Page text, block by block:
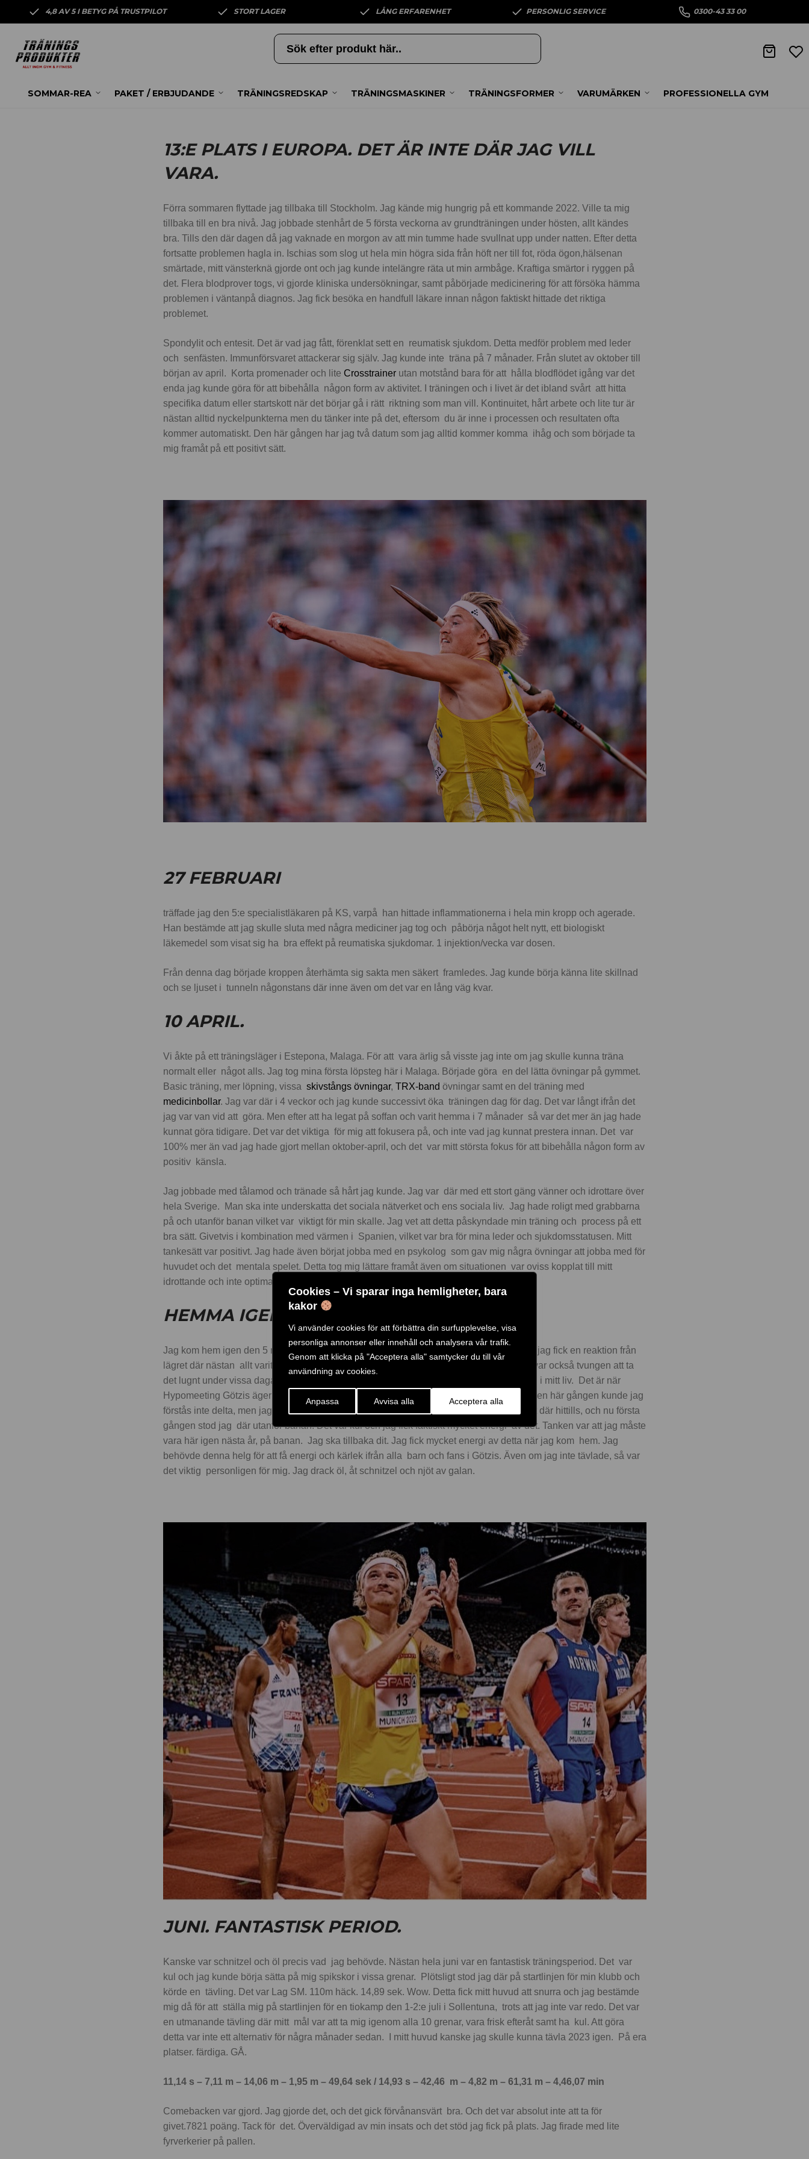
Cookies – Vi sparar inga hemligheter, bara
kakor
Vi använder cookies för att förbättra din surfupplevelse, visa
personliga annonser eller innehåll och analysera vår trafik.
Genom att klicka på "Acceptera alla" samtycker du till vår
användning av cookies.
Anpassa Avvisa alla Acceptera alla
4,8 AV 5 I BETYG PÅ TRUSTPILOT STORT LAGER LÅNG ERFARENHET PERSONLIG SERVICE 0300-43 33 00
SOMMAR-REA PAKET / ERBJUDANDE TRÄNINGSREDSKAP TRÄNINGSMASKINER TRÄNINGSFORMER VARUMÄRKEN PROFESSIONELLA GYM
13:E PLATS I EUROPA. DET ÄR INTE DÄR JAG VILL
VARA.
Förra sommaren flyttade jag tillbaka till Stockholm. Jag kände mig hungrig på ett kommande 2022. Ville ta mig
tillbaka till en bra nivå. Jag jobbade stenhårt de 5 första veckorna av grundträningen under hösten, allt kändes
bra. Tills den där dagen då jag vaknade en morgon av att min tumme hade svullnat upp under natten. Efter detta
fortsatte problemen hagla in. Ischias som slog ut hela min högra sida från höft ner till fot, röda ögon,hälsenan
smärtade, mitt vänsterknä gjorde ont och jag kunde intelängre räta ut min armbåge. Kraftiga smärtor i ryggen på
det. Flera blodprover togs, vi gjorde kliniska undersökningar, samt påbörjade medicinering för att försöka hämma
problemen i väntanpå diagnos. Jag fick besöka en handfull läkare innan någon faktiskt hittade det riktiga
problemet.
Spondylit och entesit. Det är vad jag fått, förenklat sett en reumatisk sjukdom. Detta medför problem med leder
och senfästen. Immunförsvaret attackerar sig själv. Jag kunde inte träna på 7 månader. Från slutet av oktober till
början av april. Korta promenader och lite Crosstrainerutan motstånd bara för att hålla blodflödet igång var det
enda jag kunde göra för att bibehålla någon form av aktivitet. I träningen och i livet är det ibland svårt att hitta
specifika datum eller startskott när det börjar gå i rätt riktning som man vill. Kontinuitet, hårt arbete och lite tur är
nästan alltid nyckelpunkterna men du tänker inte på det, eftersom du är inne i processen och resultaten ofta
kommer automatiskt. Den här gången har jag två datum som jag alltid kommer komma ihåg och som började ta
mig framåt på ett positivt sätt.
27 FEBRUARI
träffade jag den 5:e specialistläkaren på KS, varpå han hittade inflammationerna i hela min kropp och agerade.
Han bestämde att jag skulle sluta med några mediciner jag tog och påbörja något helt nytt, ett biologiskt
läkemedel som visat sig ha bra effekt på reumatiska sjukdomar. 1 injektion/vecka var dosen.
Från denna dag började kroppen återhämta sig sakta men säkert framledes. Jag kunde börja känna lite skillnad
och se ljuset i tunneln någonstans där inne även om det var en lång väg kvar.
10 APRIL.
Vi åkte på ett träningsläger i Estepona, Malaga. För att vara ärlig så visste jag inte om jag skulle kunna träna
normalt eller något alls. Jag tog mina första löpsteg här i Malaga. Började göra en del lätta övningar på gymmet.
Basic träning, mer löpning, vissa skivstångs övningar, TRX-band övningar samt en del träning med
medicinbollar. Jag var där i 4 veckor och jag kunde successivt öka träningen dag för dag. Det var långt ifrån det
jag var van vid att göra. Men efter att ha legat på soffan och varit hemma i 7 månader så var det mer än jag hade
kunnat göra tidigare. Det var det viktiga för mig att fokusera på, och inte vad jag kunnat prestera innan. Det var
100% mer än vad jag hade gjort mellan oktober-april, och det var mitt största fokus för att bibehålla någon form av
positiv känsla.
Jag jobbade med tålamod och tränade så hårt jag kunde. Jag var där med ett stort gäng vänner och idrottare över
hela Sverige. Man ska inte underskatta det sociala nätverket och ens sociala liv. Jag hade roligt med grabbarna
på och utanför banan vilket var viktigt för min skalle. Jag vet att detta påskyndade min träning och process på ett
bra sätt. Givetvis i kombination med värmen i Spanien, vilket var bra för mina leder och sjukdomsstatusen. Mitt
tankesätt var positivt. Jag hade även börjat jobba med en psykolog som gav mig några övningar att jobba med för
huvudet och det mentala spelet. Detta tog mig lättare framåt även om situationen var oviss kopplat till mitt
idrottande och inte optimal förstås.
HEMMA IGEN
Jag kom hem igen den 5 maj och under maj månad fick jag slita en del igen. Jag tror att jag fick en reaktion från
lägret där nästan allt varit positivt. Blev sjuk i en vecka. Jag lade in en del träning men var också tvungen att ta
det lugnt under vissa dagar och
veckor. Sent i maj är normalt sett alltid den bästa veckan i mitt liv. Det är när
Hypomeeting Götzis äger rum i Österrike. Världens största galatävling för mångkamp. Den här gången kunde jag
förstås inte delta, men jag bestämde mig för att åka dit för att titta. 5 gånger har jag tävlat där hittills, och nu första
gången stod jag där utanför banan. Det var kul och jag fick faktiskt mycket energi av det. Tanken var att jag måste
vara här igen nästa år, på banan. Jag ska tillbaka dit. Jag fick mycket energi av detta när jag kom hem. Jag
behövde denna helg för att få energi och kärlek ifrån alla barn och fans i Götzis. Även om jag inte tävlade, så var
det viktig personligen för mig. Jag drack öl, åt schnitzel och njöt av galan.
JUNI. FANTASTISK PERIOD.
Kanske var schnitzel och öl precis vad jag behövde. Nästan hela juni var en fantastisk träningsperiod. Det var
kul och jag kunde börja sätta på mig spikskor i vissa grenar. Plötsligt stod jag där på startlinjen för min klubb och
körde en tävling. Det var Lag SM. 110m häck. 14,89 sek. Wow. Detta fick mitt huvud att snurra och jag bestämde
mig då för att ställa mig på startlinjen för en tiokamp den 1-2:e juli i Sollentuna, trots att jag inte var redo. Det var
en utmanande tävling där mitt mål var att ta mig igenom alla 10 grenar, vara frisk efteråt samt ha kul. Att göra
detta var inte ett alternativ för några månader sedan. I mitt huvud kanske jag skulle kunna tävla 2023 igen. På era
platser. färdiga. GÅ.
11,14 s – 7,11 m – 14,06 m – 1,95 m – 49,64 sek / 14,93 s – 42,46 m – 4,82 m – 61,31 m – 4,46,07 min
Comebacken var gjord. Jag gjorde det, och det gick förvånansvärt bra. Och det var absolut inte att ta för
givet.7821 poäng. Tack för det. Överväldigad av min insats och det stöd jag fick på plats. Jag firade med lite
fyrverkerier på pallen.